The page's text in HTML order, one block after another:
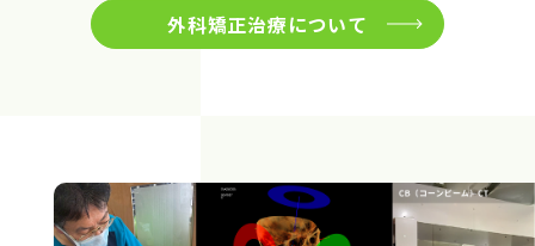
外科矯正治療について